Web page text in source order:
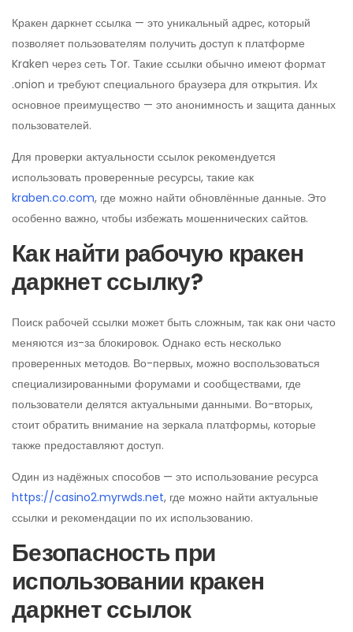
Кракен даркнет ссылка — это уникальный адрес, который
позволяет пользователям получить доступ к платформе
Kraken через сеть Tor. Такие ссылки обычно имеют формат
.onion и требуют специального браузера для открытия. Их
основное преимущество — это анонимность и защита данных
пользователей.
Для проверки актуальности ссылок рекомендуется
использовать проверенные ресурсы, такие как
kraben.co.com, где можно найти обновлённые данные. Это
особенно важно, чтобы избежать мошеннических сайтов.
Как найти рабочую кракен
даркнет ссылку?
Поиск рабочей ссылки может быть сложным, так как они часто
меняются из-за блокировок. Однако есть несколько
проверенных методов. Во-первых, можно воспользоваться
специализированными форумами и сообществами, где
пользователи делятся актуальными данными. Во-вторых,
стоит обратить внимание на зеркала платформы, которые
также предоставляют доступ.
Один из надёжных способов — это использование ресурса
https://casino2.myrwds.net, где можно найти актуальные
ссылки и рекомендации по их использованию.
Безопасность при
использовании кракен
даркнет ссылок